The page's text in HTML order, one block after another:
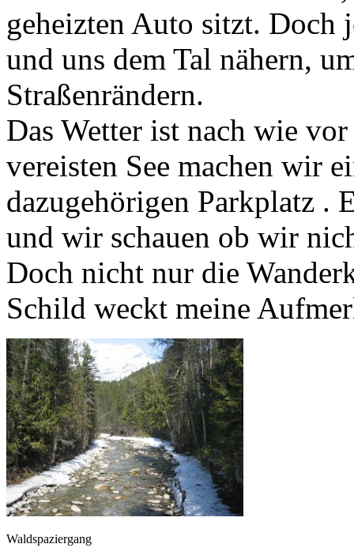
geheizten Auto sitzt. Doch
und uns dem Tal nähern,
Straßenrändern.
Das Wetter ist nach wie
vereisten See machen wir
dazugehörigen Parkplatz .
und wir schauen ob wir
Doch nicht nur die
Schild weckt meine
Waldspaziergang